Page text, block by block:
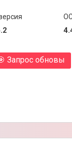
Запрос обновы